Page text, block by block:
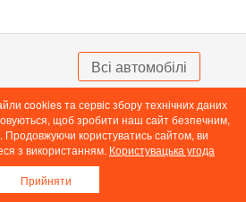
Всі автомобілі
Популярні авто
Кузовні запчастини
Авторозборка AUTOBOT
з розборки в наявності
cookies та сервіс збору технічних даних
щоб зробити наш сайт безпечним,
користуватись сайтом, ви
з використанням. Користувацька угода
Прийняти